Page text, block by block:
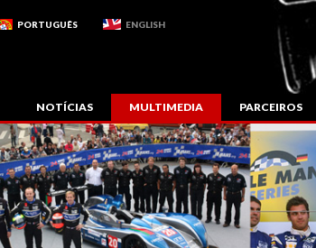
PORTUGUÊS ENGLISH
NOTÍCIAS MULTIMEDIA PARCEIROS